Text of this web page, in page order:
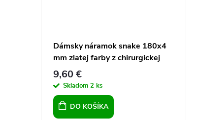
Dámsky náramok snake 180x4
mm zlatej farby z chirurgickej
ocele
9,60 €
Skladom 2 ks
DO KOŠÍKA